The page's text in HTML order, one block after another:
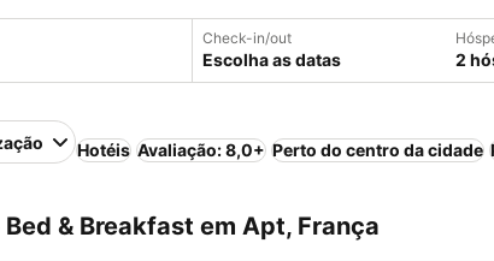
Check-in/out
Escolha as datas 2
Hotéis Avaliação: 8,0+ Perto do centro da cidade
& Breakfast em Apt, França